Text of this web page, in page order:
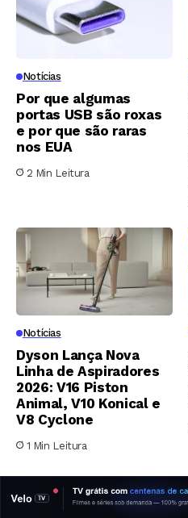
Notícias
Por que algumas
portas USB são roxas
e por que são raras
nos EUA
2 Min Leitura
Notícias
Dyson Lança Nova
Linha de Aspiradores
2026: V16 Piston
Animal, V10 Konical e
V8 Cyclone
1 Min Leitura